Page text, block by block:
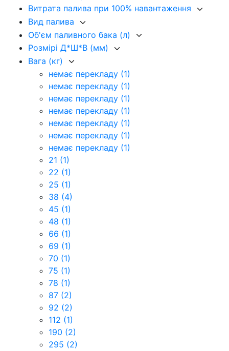
Витрата палива при 100% навантаження
Вид палива
Об'єм паливного бака (л)
Розмірі Д*Ш*В (мм)
Вага (кг)
немає перекладу (1)
немає перекладу (1)
немає перекладу (1)
немає перекладу (1)
немає перекладу (1)
немає перекладу (1)
немає перекладу (1)
21 (1)
22 (1)
25 (1)
38 (4)
45 (1)
48 (1)
66 (1)
69 (1)
70 (1)
75 (1)
78 (1)
87 (2)
92 (2)
112 (1)
190 (2)
295 (2)